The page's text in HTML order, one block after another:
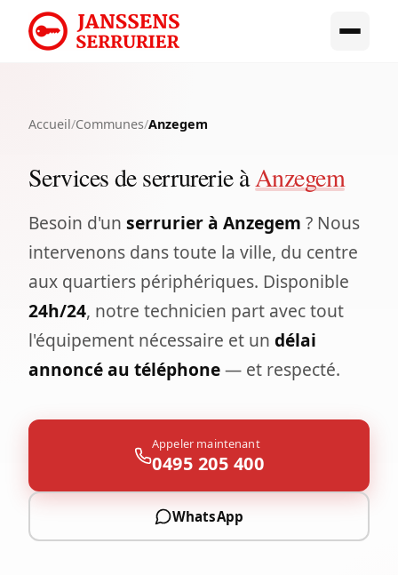
Accueil/Communes/Anzegem
Services de serrurerie àAnzegem
Besoin d'un serrurier à Anzegem ? Nous
intervenons dans toute la ville, du centre
aux quartiers périphériques. Disponible
24h/24, notre technicien part avec tout
l'équipement nécessaire et un délai
annoncé au téléphone— et respecté.
Appeler maintenant
0495 205 400
WhatsApp